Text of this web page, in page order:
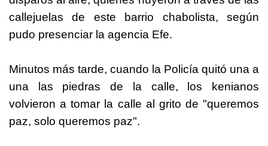
callejuelas de este barrio chabolista, según
pudo presenciar la agencia Efe.
Minutos más tarde, cuando la Policía quitó una a
una las piedras de la calle, los kenianos
volvieron a tomar la calle al grito de "queremos
paz, solo queremos paz".